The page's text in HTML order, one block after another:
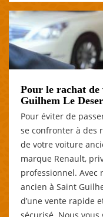
Pour le rachat de
Guilhem Le
Pour éviter de
se confronter à des
de votre voiture
marque Renault,
professionnel. Avec
ancien à Saint
d’une vente rapide
sécurisé. Nous